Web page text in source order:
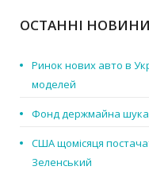
ОСТАННІ НОВИНИ
Ринок нових авто в
моделей
Фонд держмайна
США щомісяця
Зеленський